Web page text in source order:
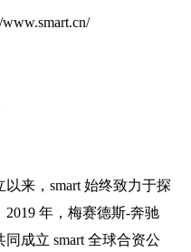
来，smart 始终致力于探
年，梅赛德斯-奔驰
成立 smart 全球合资公